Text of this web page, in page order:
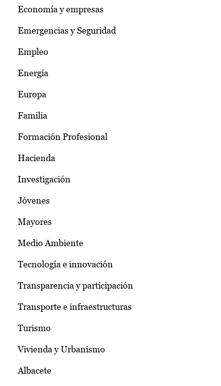
Economía y empresas
Emergencias y Seguridad
Empleo
Energía
Europa
Familia
Formación Profesional
Hacienda
Investigación
Jóvenes
Mayores
Medio Ambiente
Tecnología e innovación
Transparencia y participación
Transporte e infraestructuras
Turismo
Vivienda y Urbanismo
Albacete